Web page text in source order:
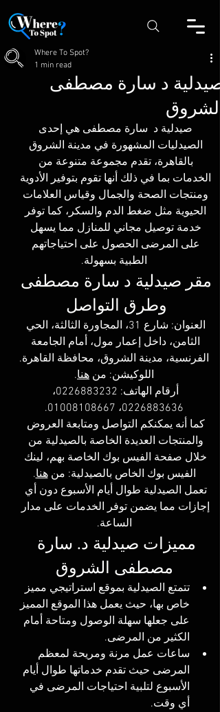
صيدلية د سارة مصطفى
الشروق
Where To Spot?
1 min read
صيدلية د  سارة مصطفى هي إحدى
الصيدليات المشهورة في مدينة الشروق
بالقاهرة، تقدم مجموعة متنوعة من
الخدمات بما في ذلك أنها تقوم بتوفير الأدوية
ومنتجات الصحة والجمال وقياس العلامات
الحيوية مثل ضغط الدم والسكر، كما توفر
خدمة توصيل مجاني للمنازل مما يسهل
على المرضى الحصول على احتياجاتهم
الطبية بسهولة.
مقر صيدلية د سارة مصطفى
وطرق التواصل
العنوان: شارع 31، المجاورة الثالثة، الحي
الثامن، داخل إعمار مول، أمام الجامعة
الفرنسية، مدينة الشروق، محافظة القاهرة.
اللوكيشن: من هنا.
أرقام الهاتف: 0226883232،
0226883636، 01008108667.
كما أنه يمكنكم التواصل ومتابعة العروض
والمنتجات العديدة الخاصة بالصيدلية من
خلال صفحة الفيس بوك الخاصة بهم، لينك
الفيس بوك الخاص بالصيدلية: من هنا.
تعمل الصيدلية طوال أيام الأسبوع دون أي
إجازات مما يضمن توفر الخدمات على مدار
الساعة.
مميزات صيدلية د. سارة
مصطفى الشروق
تتمتع الصيدلية بموقع استراتيجي مميز
خاص بها، حيث يعمل هذا الموقع المميز
على جعلها سهلة الوصول ومتاحة أمام
الكثير من المرضى.
ساعات عمل مرنة ومريحة لمعظم
المرضى حيث تقدم خدماتها طوال أيام
الأسبوع لتلبية احتياجات المرضى في
أي وقت.